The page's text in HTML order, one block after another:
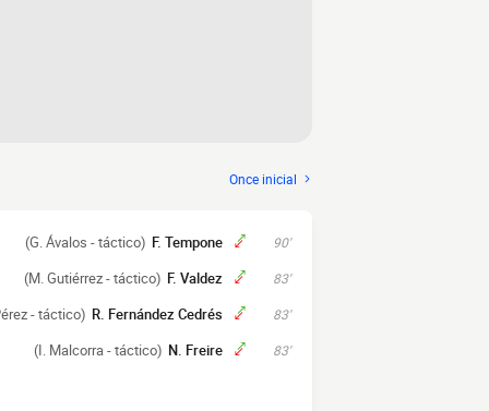
Once inicial
90'
F. Tempone
(G. Ávalos - táctico)
83'
F. Valdez
(M. Gutiérrez - táctico)
83'
R. Fernández Cedrés
- táctico)
83'
N. Freire
(I. Malcorra - táctico)